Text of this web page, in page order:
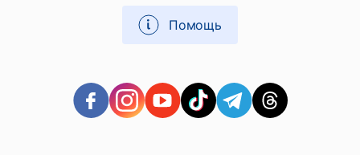
Помощь